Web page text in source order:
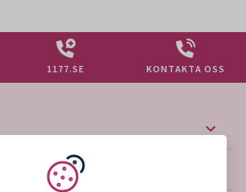
1177.SE KONTAKTA OSS
Vi använder kakor